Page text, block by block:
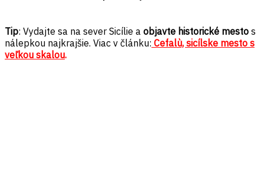
Tip: Vydajte sa na sever Sicílie a objavte historické mesto s
nálepkou najkrajšie. Viac v článku: Cefalù, sicílske mesto s
veľkou skalou.